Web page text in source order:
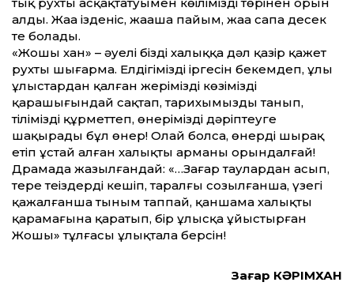
тық рухты асқақтатуымен көңіліміздің төрінен орын
алды. Жаңа ізденіс, жаңаша па­йым, жаңа сапа десек
те болады.
«Жошы хан» – әуелі біздің халыққа дәл қазір қажет
рухты шығарма. Елдігіміздің іргесін бекемдеп, ұлы
ұлыстардан қалған жерімізді көзіміздің
қарашығындай сақтап, тарихымызды танып,
тілімізді құрмет­теп, өнерімізді дәріптеуге
шақырады бұл өнер! Олай болса, өнерді шырақ
етіп ұстай алған халықтың арманы орындалғай!
Драмада жазылғандай: «…Заңғар таулардан асып,
терең теңіздерді кешіп, таралғы созылғанша, үзеңгі
қажалғанша тыным таппай, қаншама халық­ты
қарамағына қаратып, бір ұлысқа ұйыстырған
Жошы» тұлғасы ұлықтала берсін!
Заңғар КӘРІМХАН